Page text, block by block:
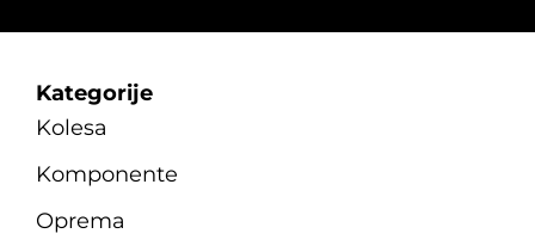
Kategorije
Kolesa
Komponente
Oprema